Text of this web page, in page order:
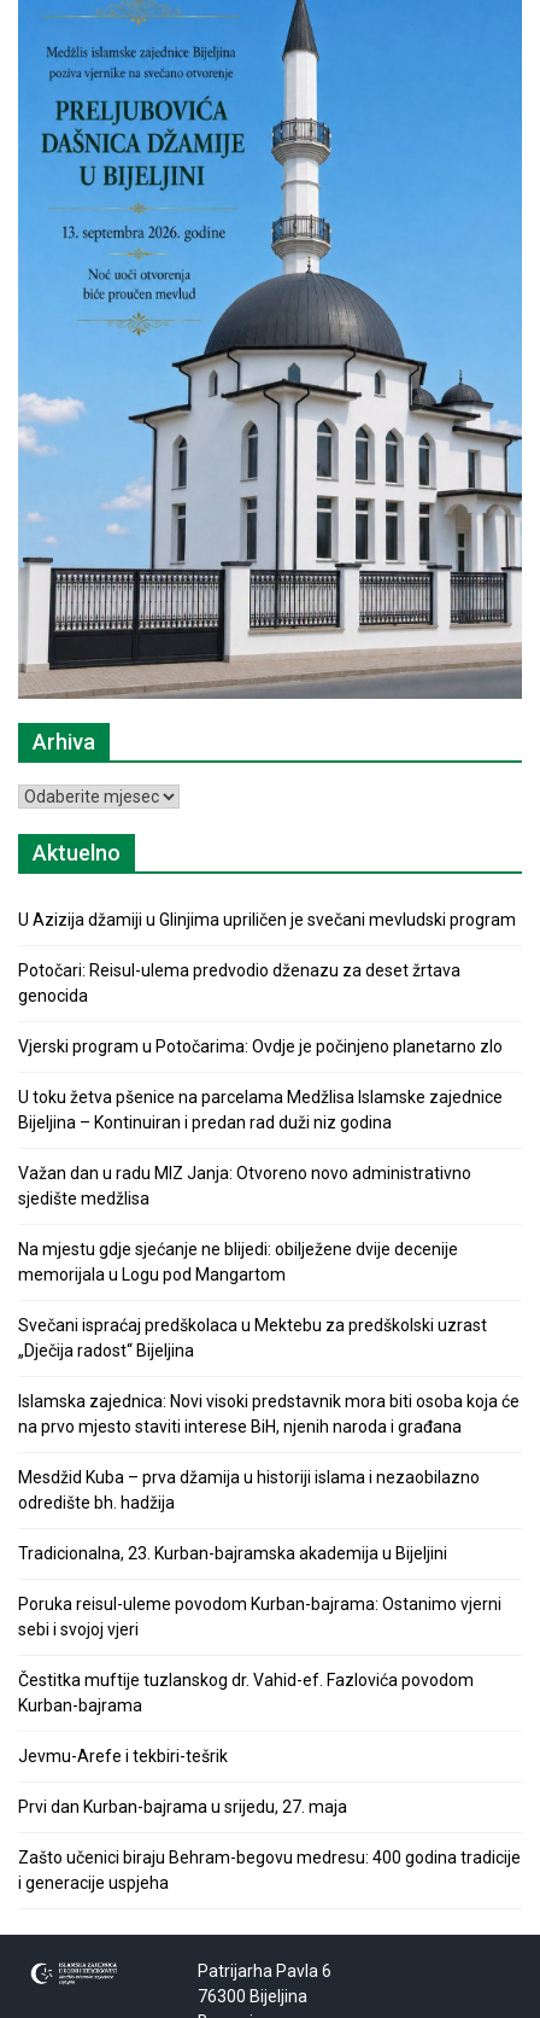
Arhiva
Arhiva
Aktuelno
U Azizija džamiji u Glinjima upriličen je svečani mevludski program
Potočari: Reisul-ulema predvodio dženazu za deset žrtava
genocida
Vjerski program u Potočarima: Ovdje je počinjeno planetarno zlo
U toku žetva pšenice na parcelama Medžlisa Islamske zajednice
Bijeljina – Kontinuiran i predan rad duži niz godina
Važan dan u radu MIZ Janja: Otvoreno novo administrativno
sjedište medžlisa
Na mjestu gdje sjećanje ne blijedi: obilježene dvije decenije
memorijala u Logu pod Mangartom
Svečani ispraćaj predškolaca u Mektebu za predškolski uzrast
„Dječija radost“ Bijeljina
Islamska zajednica: Novi visoki predstavnik mora biti osoba koja će
na prvo mjesto staviti interese BiH, njenih naroda i građana
Mesdžid Kuba – prva džamija u historiji islama i nezaobilazno
odredište bh. hadžija
Tradicionalna, 23. Kurban-bajramska akademija u Bijeljini
Poruka reisul-uleme povodom Kurban-bajrama: Ostanimo vjerni
sebi i svojoj vjeri
Čestitka muftije tuzlanskog dr. Vahid-ef. Fazlovića povodom
Kurban-bajrama
Jevmu-Arefe i tekbiri-tešrik
Prvi dan Kurban-bajrama u srijedu, 27. maja
Zašto učenici biraju Behram-begovu medresu: 400 godina tradicije
i generacije uspjeha
Patrijarha Pavla 6
76300 Bijeljina